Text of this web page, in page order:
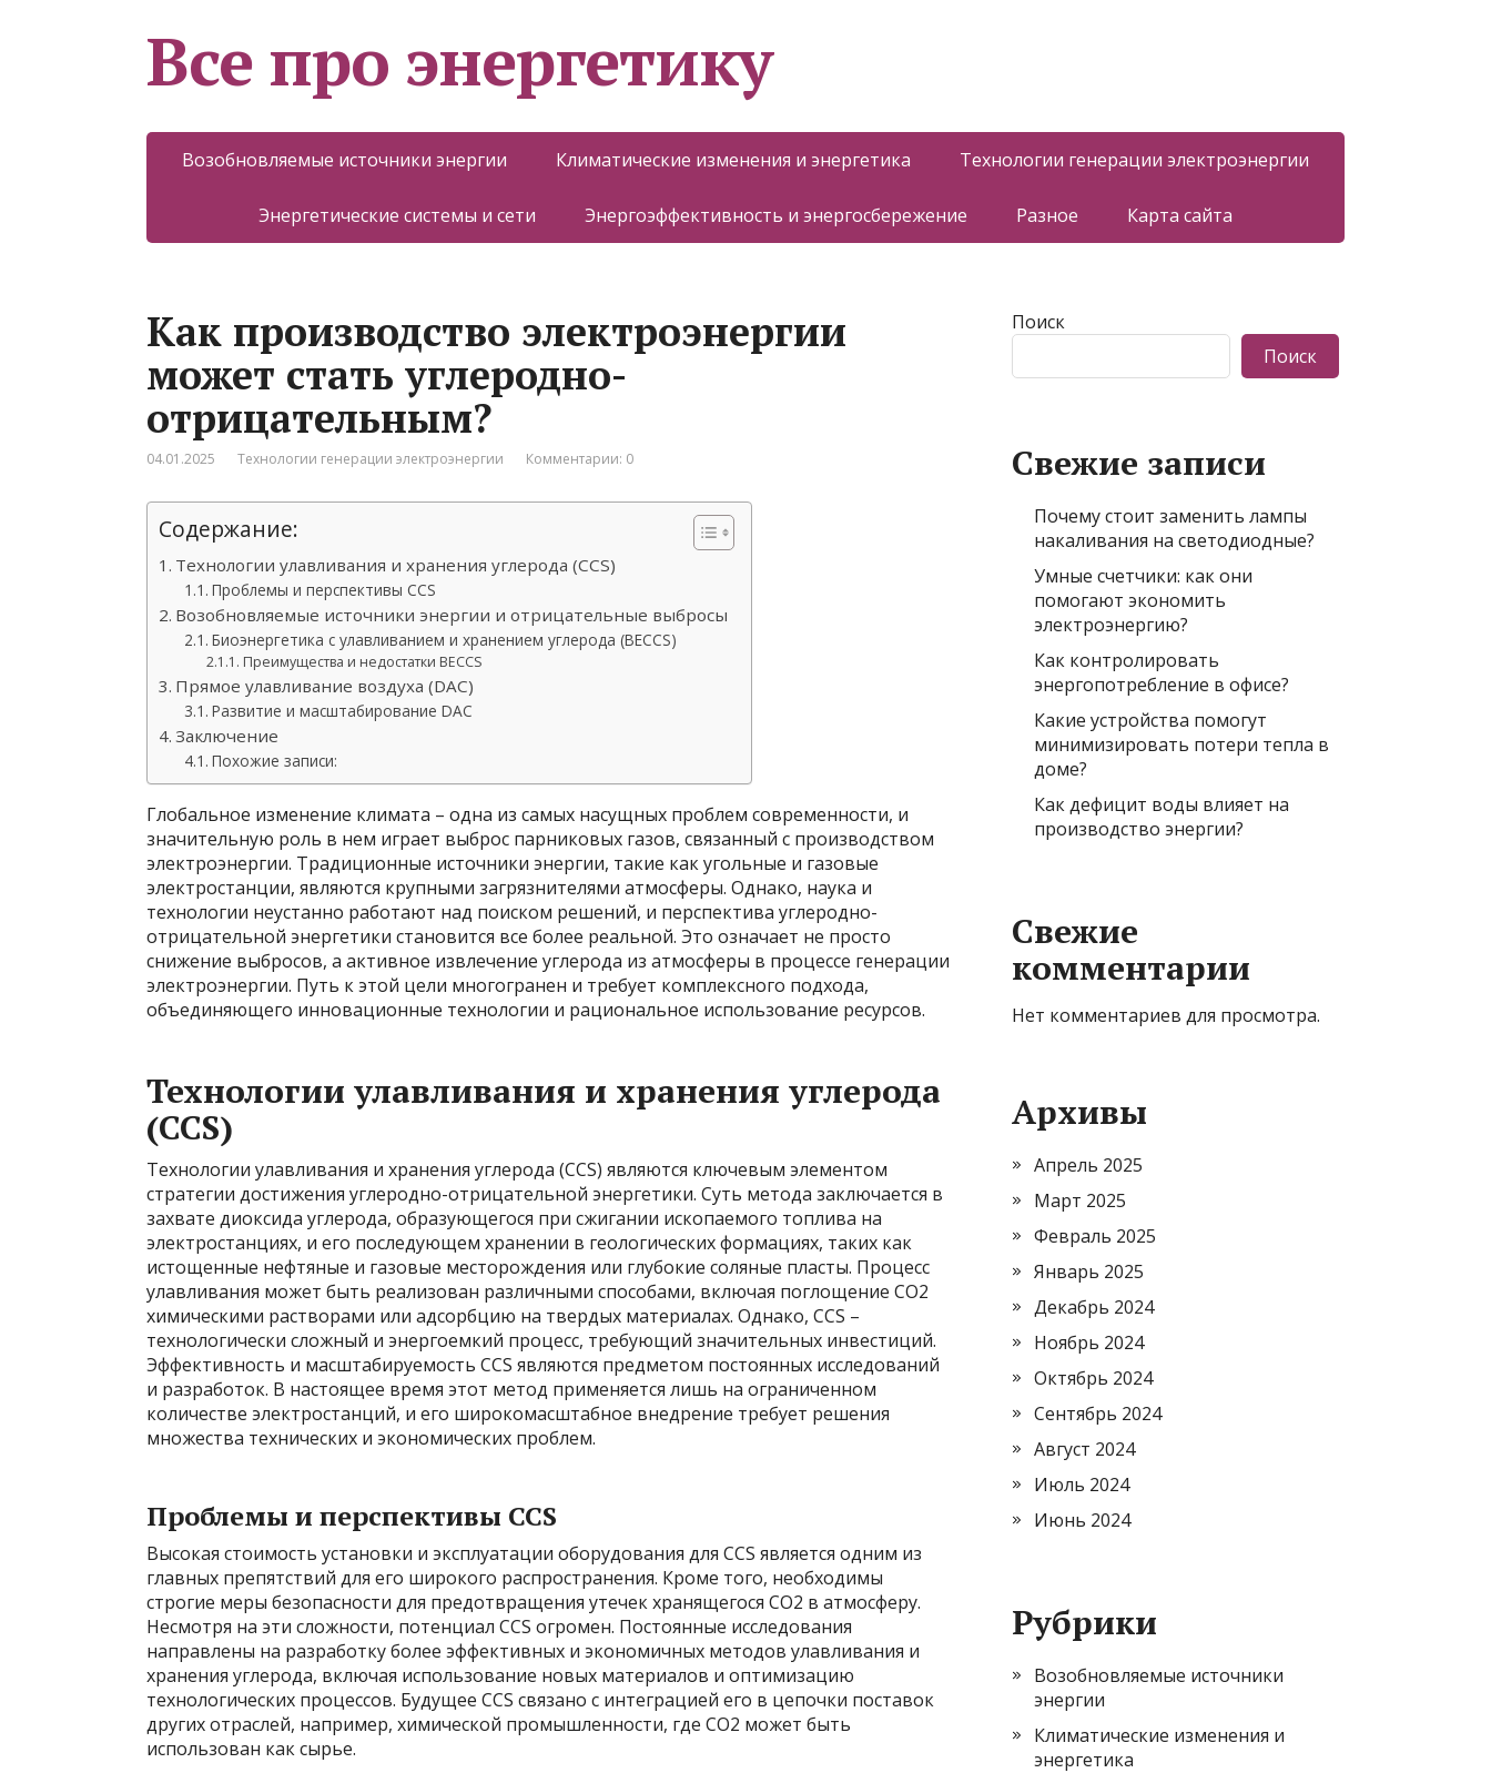
Все про энергетику
Возобновляемые источники энергии Климатические изменения и энергетика Технологии генерации электроэнергии
Энергетические системы и сети Энергоэффективность и энергосбережение Разное Карта сайта
Как производство электроэнергии
может стать углеродно-
отрицательным?
04.01.2025 Технологии генерации электроэнергии Комментарии: 0
Содержание:
Технологии улавливания и хранения углерода (CCS)
Проблемы и перспективы CCS
Возобновляемые источники энергии и отрицательные выбросы
Биоэнергетика с улавливанием и хранением углерода (BECCS)
Преимущества и недостатки BECCS
Прямое улавливание воздуха (DAC)
Развитие и масштабирование DAC
Заключение
Похожие записи:
Глобальное изменение климата – одна из самых насущных проблем современности, и
значительную роль в нем играет выброс парниковых газов, связанный с производством
электроэнергии. Традиционные источники энергии, такие как угольные и газовые
электростанции, являются крупными загрязнителями атмосферы. Однако, наука и
технологии неустанно работают над поиском решений, и перспектива углеродно-
отрицательной энергетики становится все более реальной. Это означает не просто
снижение выбросов, а активное извлечение углерода из атмосферы в процессе генерации
электроэнергии. Путь к этой цели многогранен и требует комплексного подхода,
объединяющего инновационные технологии и рациональное использование ресурсов.
Технологии улавливания и хранения углерода
(CCS)
Технологии улавливания и хранения углерода (CCS) являются ключевым элементом
стратегии достижения углеродно-отрицательной энергетики. Суть метода заключается в
захвате диоксида углерода, образующегося при сжигании ископаемого топлива на
электростанциях, и его последующем хранении в геологических формациях, таких как
истощенные нефтяные и газовые месторождения или глубокие соляные пласты. Процесс
улавливания может быть реализован различными способами, включая поглощение CO2
химическими растворами или адсорбцию на твердых материалах. Однако, CCS –
технологически сложный и энергоемкий процесс, требующий значительных инвестиций.
Эффективность и масштабируемость CCS являются предметом постоянных исследований
и разработок. В настоящее время этот метод применяется лишь на ограниченном
количестве электростанций, и его широкомасштабное внедрение требует решения
множества технических и экономических проблем.
Проблемы и перспективы CCS
Высокая стоимость установки и эксплуатации оборудования для CCS является одним из
главных препятствий для его широкого распространения. Кроме того, необходимы
строгие меры безопасности для предотвращения утечек хранящегося CO2 в атмосферу.
Несмотря на эти сложности, потенциал CCS огромен. Постоянные исследования
направлены на разработку более эффективных и экономичных методов улавливания и
хранения углерода, включая использование новых материалов и оптимизацию
технологических процессов. Будущее CCS связано с интеграцией его в цепочки поставок
других отраслей, например, химической промышленности, где CO2 может быть
использован как сырье.
Поиск
Поиск
Свежие записи
Почему стоит заменить лампы
накаливания на светодиодные?
Умные счетчики: как они
помогают экономить
электроэнергию?
Как контролировать
энергопотребление в офисе?
Какие устройства помогут
минимизировать потери тепла в
доме?
Как дефицит воды влияет на
производство энергии?
Свежие
комментарии
Нет комментариев для просмотра.
Архивы
Апрель 2025
Март 2025
Февраль 2025
Январь 2025
Декабрь 2024
Ноябрь 2024
Октябрь 2024
Сентябрь 2024
Август 2024
Июль 2024
Июнь 2024
Рубрики
Возобновляемые источники
энергии
Климатические изменения и
энергетика